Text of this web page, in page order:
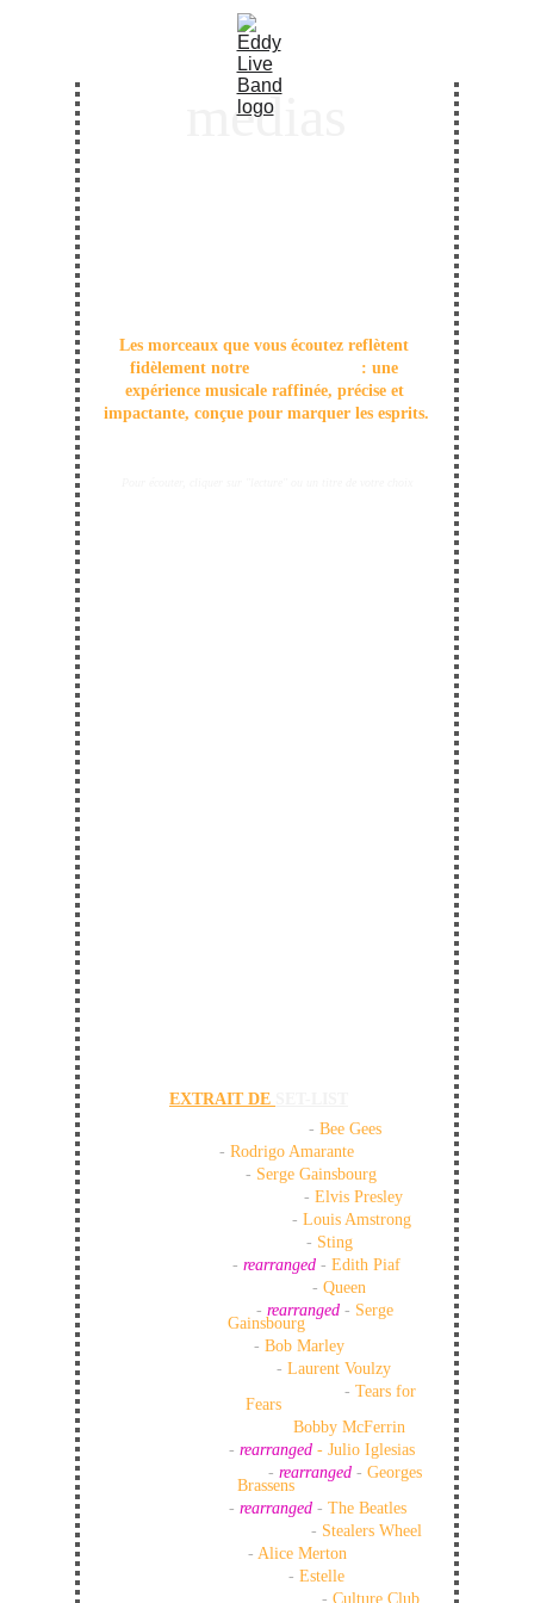
medias
Les morceaux que vous écoutez reflètent
fidèlement notre
: une
expérience musicale raffinée, précise et
impactante, conçue pour marquer les esprits.
EXTRAIT DE
- Bee Gees
- Rodrigo Amarante
- Serge Gainsbourg
- Elvis Presley
- Louis Amstrong
- Sting
- rearranged - Edith Piaf
We are the champion - Queen
- rearranged - Serge
Gainsbourg
- Bob Marley
- Laurent Voulzy
Everybody want to rule the world - Tears for
Fears
Bobby McFerrin
Vous les femmes - rearranged - Julio Iglesias
- rearranged - Georges
Brassens
Come together - rearranged - The Beatles
Stuck in the middle with you - Stealers Wheel
No roots - Alice Merton
- Estelle
- Culture Club